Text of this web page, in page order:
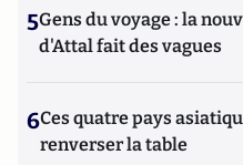
5Gens du voyage : la
d'Attal fait des vagues
6Ces quatre pays
renverser la table